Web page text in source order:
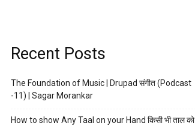
Recent Posts
The Foundation of Music | Drupad संगीत (Podcast
-11) | Sagar Morankar
How to show Any Taal on your Hand किसी भी ताल को